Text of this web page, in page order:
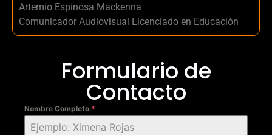
Artemio Espinosa Mackenna
Comunicador Audiovisual Licenciado en Educación
Formulario de
Contacto
Nombre Completo *